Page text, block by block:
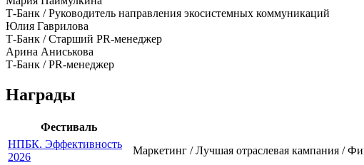
Т-Банк / Руководитель направления экосистемных коммуникаций
Юлия Гаврилова
Т-Банк / Старший PR-менеджер
Арина Аниськова
Т-Банк / PR-менеджер
Награды
Фестиваль
НПБК. Эффективность
2026
Маркетинг / Лучшая отраслевая кампания /